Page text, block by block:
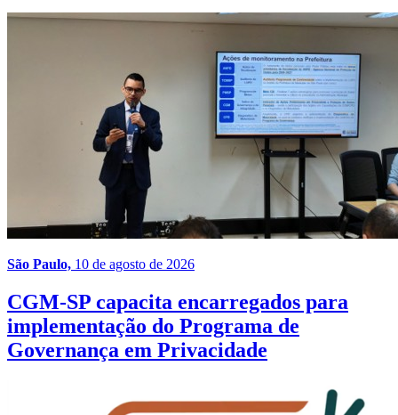
São Paulo, 10 de agosto de 2026
CGM-SP capacita encarregados para
implementação do Programa de
Governança em Privacidade